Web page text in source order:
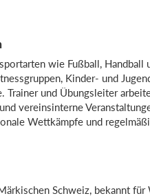
wie Fußball,
Kinder- und
Trainer und Übungsleiter
vereinsinterne
Wettkämpfe und
Schweiz, bekannt für